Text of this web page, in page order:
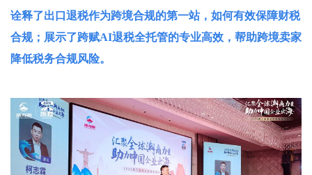
诠释了出口退税作为跨境合规的第一站，如何有效保障财税
合规；展示了跨赋AI退税全托管的专业高效，帮助跨境卖家
降低税务合规风险。